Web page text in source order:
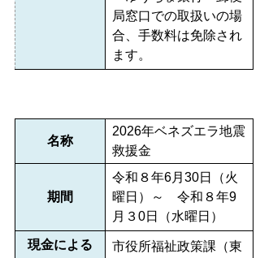
局窓口での取扱いの場
合、手数料は免除され
ます。
名称
2026年ベネズエラ地震
救援金
期間
令和８年6月30日（火
曜日）～ 令和８年9
月３0日（水曜日）
現金による
市役所福祉政策課（東